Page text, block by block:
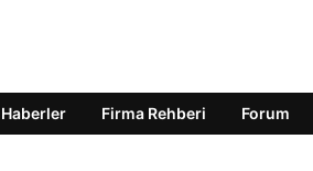
Firma Rehberi Forum